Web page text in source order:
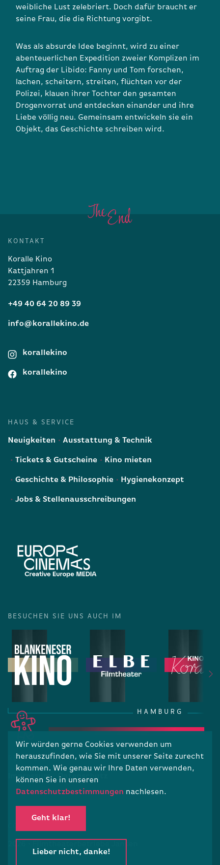
Wir würden gerne Cookies verwenden um
herauszufinden, wie Sie mit unserer Seite zurecht
kommen. Wie genau wir Ihre Daten verwenden,
können Sie in unseren
Datenschutzbestimmungen nachlesen.
Geht klar!
Lieber nicht, danke!
weibliche Lust zelebriert. Doch dafür braucht er
seine Frau, die die Richtung vorgibt.
Was als absurde Idee beginnt, wird zu einer
abenteuerlichen Expedition zweier Komplizen im
Auftrag der Libido: Fanny und Tom forschen,
lachen, scheitern, streiten, flüchten vor der
Polizei, klauen ihrer Tochter den gesamten
Drogenvorrat und entdecken einander und ihre
Liebe völlig neu. Gemeinsam entwickeln sie ein
Objekt, das Geschichte schreiben wird.
KONTAKT
Koralle Kino
Kattjahren 1
22359 Hamburg
+49 40 64 20 89 39
info@korallekino.de
korallekino
korallekino
HAUS & SERVICE
Neuigkeiten Ausstattung & Technik
Tickets & Gutscheine Kino mieten
Geschichte & Philosophie Hygienekonzept
Jobs & Stellenausschreibungen
BESUCHEN SIE UNS AUCH IM
HAMBURG
RECHTLICHES
Impressum Datenschutz